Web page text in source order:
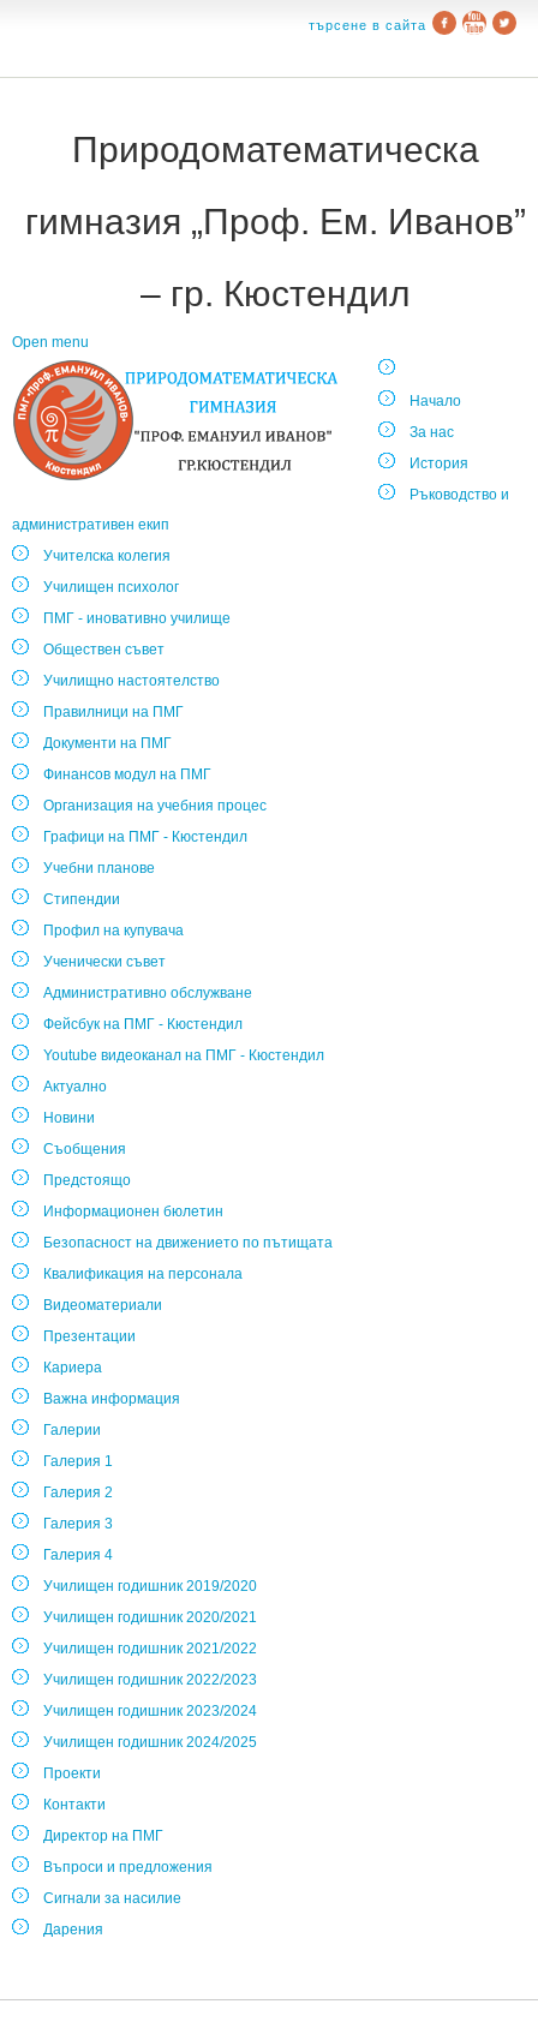
търсене в сайта
Природоматематическа
гимназия „Проф. Ем. Иванов”
– гр. Кюстендил
Open menu
Начало
За нас
История
Ръководство и
административен екип
Учителска колегия
Училищен психолог
ПМГ - иновативно училище
Обществен съвет
Училищно настоятелство
Правилници на ПМГ
Документи на ПМГ
Финансов модул на ПМГ
Организация на учебния процес
Графици на ПМГ - Кюстендил
Учебни планове
Стипендии
Профил на купувача
Ученически съвет
Административно обслужване
Фейсбук на ПМГ - Кюстендил
Youtube видеоканал на ПМГ - Кюстендил
Актуално
Новини
Съобщения
Предстоящо
Информационен бюлетин
Безопасност на движението по пътищата
Квалификация на персонала
Видеоматериали
Презентации
Кариера
Важна информация
Галерии
Галерия 1
Галерия 2
Галерия 3
Галерия 4
Училищен годишник 2019/2020
Училищен годишник 2020/2021
Училищен годишник 2021/2022
Училищен годишник 2022/2023
Училищен годишник 2023/2024
Училищен годишник 2024/2025
Проекти
Контакти
Директор на ПМГ
Въпроси и предложения
Сигнали за насилие
Дарения